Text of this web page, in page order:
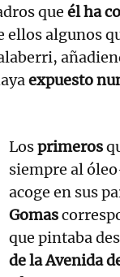
que él ha
ellos algunos
expuesto
Losprimeros
siempre al
acoge en sus
Gomas
que pintaba
de la Avenida